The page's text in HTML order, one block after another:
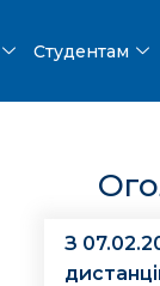
Студентам
З